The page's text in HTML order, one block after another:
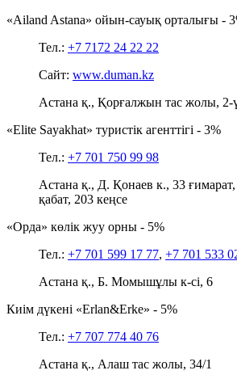
«Ailand Astana» ойын-сауық орталығы -
Тел.: +7 7172 24 22 22
Сайт: www.duman.kz
Астана қ., Қорғалжын тас жолы, 2-
«Elite Sayakhat» туристік агенттігі - 3%
Тел.: +7 701 750 99 98
Астана қ., Д. Қонаев к., 33
қабат, 203 кеңсе
«Орда» көлік жуу орны - 5%
Тел.: +7 701 599 17 77, +7 701 533
Астана қ., Б. Момышұлы к-сі, 6
Киім дүкені «Erlan&Erke» - 5%
Тел.: +7 707 774 40 76
Астана қ., Алаш тас жолы, 34/1